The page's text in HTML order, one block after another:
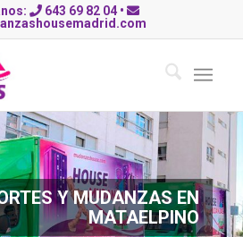
643 69 82 04•
Y MUDANZAS EN
MATAELPINO